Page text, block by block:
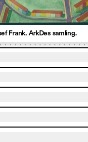
Frank. ArkDes samling.